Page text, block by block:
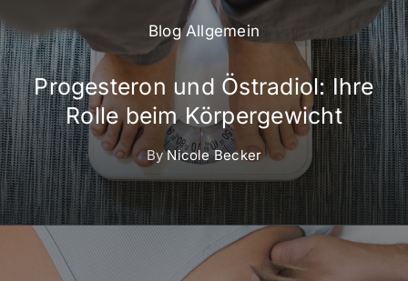
Blog Allgemein
Progesteron und Östradiol: Ihre
Rolle beim Körpergewicht
ByNicole Becker